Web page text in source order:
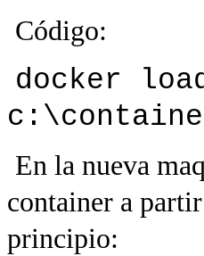
Código:
docker
En la nueva
container a
principio: